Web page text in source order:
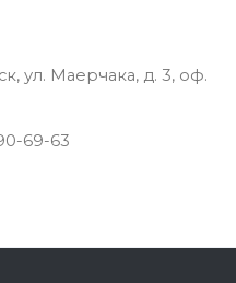
ул. Маерчака, д. 3, оф.
69-63